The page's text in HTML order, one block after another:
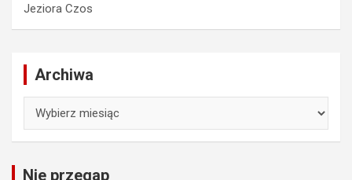
Jeziora Czos
Archiwa
Nie przegap